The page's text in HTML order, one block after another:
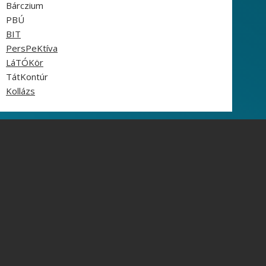
Bárczium
PBÚ
BIT
PersPeKtíva
LáTÓKör
TátKontúr
Kollázs